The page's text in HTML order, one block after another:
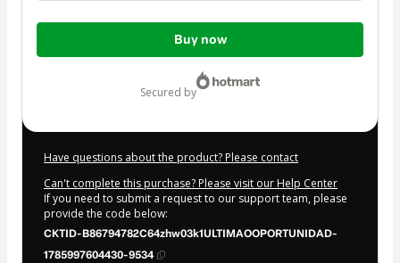
Total
Buy now
secured by
Have questions about the product? Please contact
Can't complete this purchase? Please visit our Help Center
If you need to submit a request to our support team, please
provide the code below:
CKTID-B86794782C64zhw03k1ULTIMAOOPORTUNIDAD-
1785997604430-9534